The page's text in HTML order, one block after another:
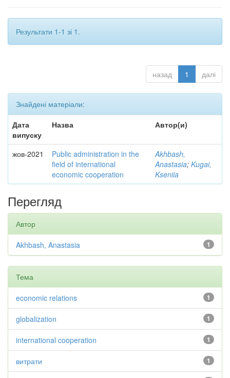
Результати 1-1 зі 1.
назад 1 далі
Знайдені матеріали:
Дата
випуску
Назва Автор(и)
жов-2021
Public administration in the
field of international
economic cooperation
Akhbash,
Anastasia; Kugai,
Kseniia
Перегляд
Автор
1
Akhbash, Anastasia
Тема
1
economic relations
1
globalization
1
international cooperation
1
витрати